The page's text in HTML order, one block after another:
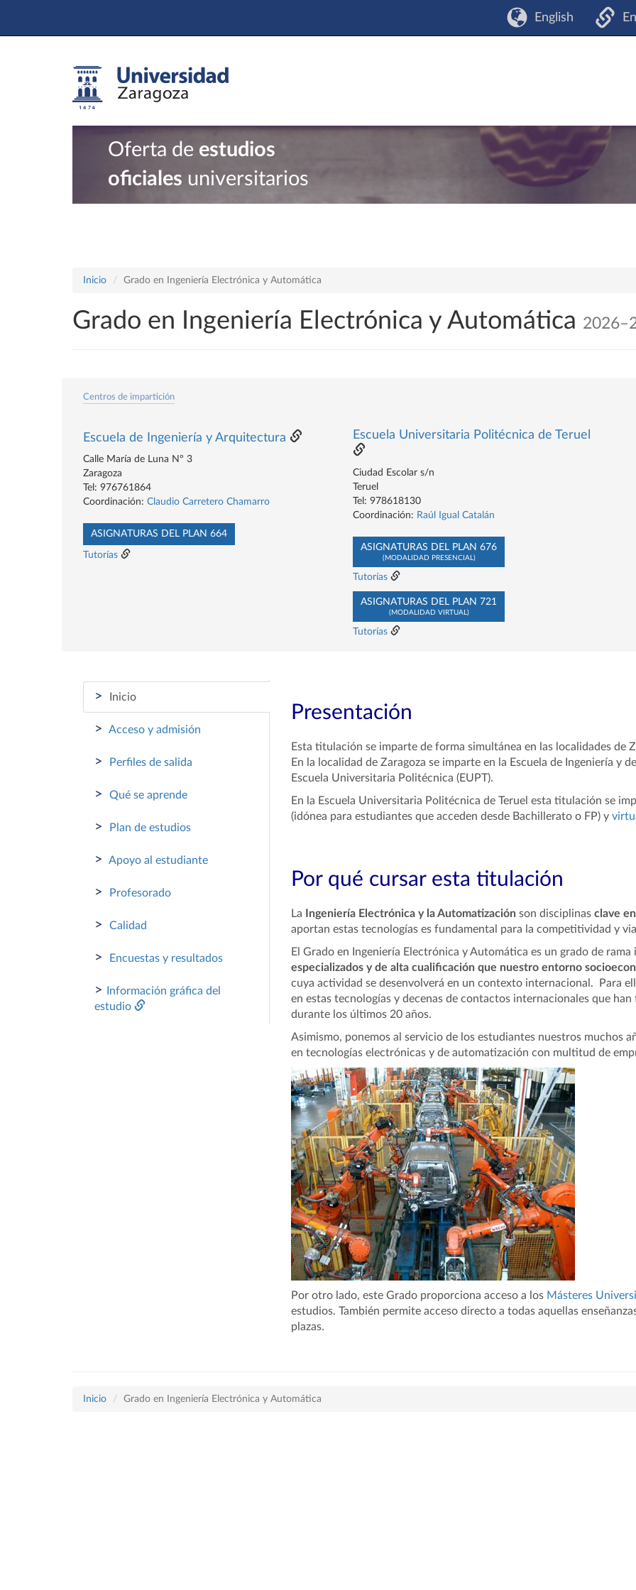
English
Oferta de estudios
oficiales universitarios
Inicio Grado en Ingeniería Electrónica y Automática
Grado en Ingeniería Electrónica y Automática
Centros de impartición
Escuela de Ingeniería y Arquitectura
Calle María de Luna Nº 3
Zaragoza
Tel: 976761864
Coordinación: Claudio Carretero Chamarro
ASIGNATURAS DEL PLAN 664
Tutorías
Escuela Universitaria Politécnica de Teruel
Ciudad Escolar s/n
Teruel
Tel: 978618130
Coordinación: Raúl Igual Catalán
ASIGNATURAS DEL PLAN 676
(MODALIDAD PRESENCIAL)
Tutorías
ASIGNATURAS DEL PLAN 721
(MODALIDAD VIRTUAL)
Tutorías
> Inicio
> Acceso y admisión
> Perfiles de salida
> Qué se aprende
> Plan de estudios
> Apoyo al estudiante
> Profesorado
> Calidad
> Encuestas y resultados
>
Información gráfica del
estudio
Presentación
Esta titulación se imparte de forma simultánea en las localidades de
En la localidad de Zaragoza se imparte en la Escuela de Ingeniería y
Escuela Universitaria Politécnica (EUPT).
En la Escuela Universitaria Politécnica de Teruel esta titulación se
(idónea para estudiantes que acceden desde Bachillerato o FP) y
Por qué cursar esta titulación
La Ingeniería Electrónicay la Automatización son disciplinasclave
aportan estas tecnologías es fundamental para la competitividad y
El Grado en Ingeniería Electrónica y Automática es un grado de
especializados y de alta cualificación que nuestro entorno
cuya actividad se desenvolverá en un contexto internacional. Para
en estas tecnologías y decenas de contactos internacionales que
durante los últimos 20 años.
Asimismo, ponemos al servicio de los estudiantes nuestros muchos
en tecnologías electrónicas y de automatización con multitud de
Por otro lado, este Grado proporciona acceso a los Másteres
estudios. También permite acceso directo a todas aquellas
plazas.
Inicio Grado en Ingeniería Electrónica y Automática